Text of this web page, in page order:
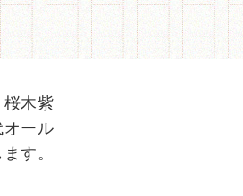
桜木紫
ール
す。